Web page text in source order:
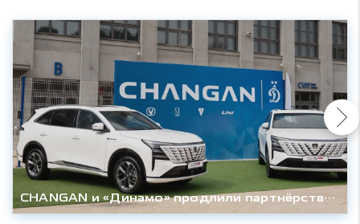
CHANGAN и «Динамо» продлили партнёрство до конца сезона 2027/28гг.